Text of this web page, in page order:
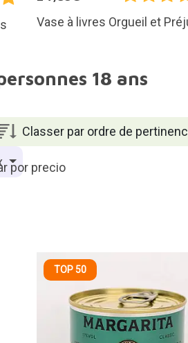
Vase à livres Orgueil et
18 ans
Classer par ordre de
TOP 50